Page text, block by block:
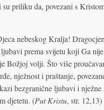
priliku da, povezani s
nebeskog Kralja!
prema svijetu koji Ga
Božjoj volji. Što više
nježnost i praštanje,
bezgranične ljubavi i
djetetu. (Put Kristu, str. 12,13)